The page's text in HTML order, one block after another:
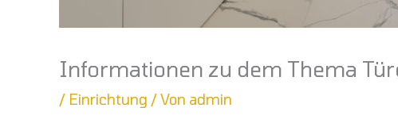
Informationen zu dem Thema
/ Einrichtung / Von admin